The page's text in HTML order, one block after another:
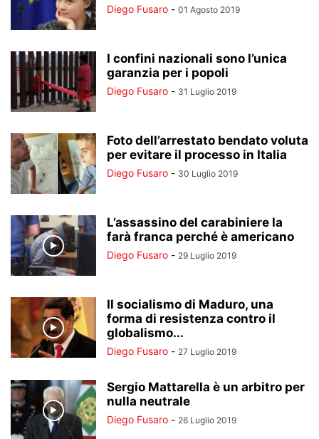
Diego Fusaro - 01 Agosto 2019
I confini nazionali sono l’unica
garanzia per i popoli
Diego Fusaro - 31 Luglio 2019
Foto dell’arrestato bendato voluta
per evitare il processo in Italia
Diego Fusaro - 30 Luglio 2019
L’assassino del carabiniere la
farà franca perché è americano
Diego Fusaro - 29 Luglio 2019
Il socialismo di Maduro, una
forma di resistenza contro il
globalismo...
Diego Fusaro - 27 Luglio 2019
Sergio Mattarella è un arbitro per
nulla neutrale
Diego Fusaro - 26 Luglio 2019